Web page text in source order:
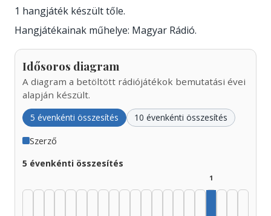
1 hangjáték készült tőle.
Hangjátékainak műhelye: Magyar Rádió.
Idősoros diagram
A diagram a betöltött rádiójátékok bemutatási évei
alapján készült.
5 évenkénti összesítés 10 évenkénti összesítés
Szerző
5 évenkénti összesítés
1